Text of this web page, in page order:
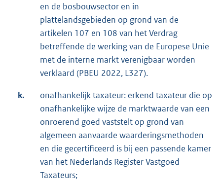
en de bosbouwsector en in
plattelandsgebieden op grond van de
artikelen 107 en 108 van het Verdrag
betreffende de werking van de Europese Unie
met de interne markt verenigbaar worden
verklaard (PBEU 2022, L327).
k.
onafhankelijk taxateur: erkend taxateur die op
onafhankelijke wijze de marktwaarde van een
onroerend goed vaststelt op grond van
algemeen aanvaarde waarderingsmethoden
en die gecertificeerd is bij een passende kamer
van het Nederlands Register Vastgoed
Taxateurs;